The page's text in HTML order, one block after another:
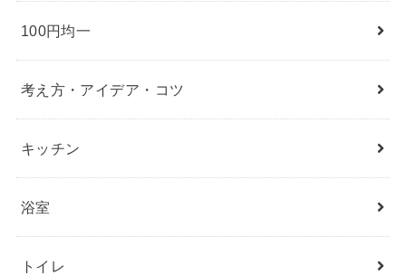
100円均一
考え方・アイデア・コツ
キッチン
浴室
トイレ